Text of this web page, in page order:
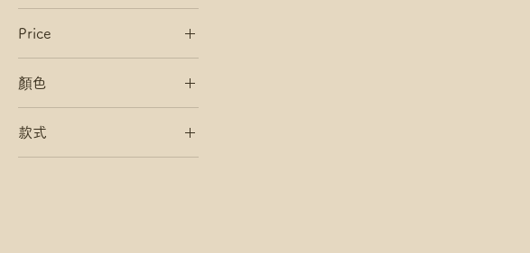
Price
HK$5 HK$15
顏色
款式